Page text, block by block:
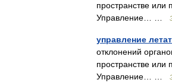
пространстве или
Управление… …
управление
отклонений
пространстве или
Управление… …